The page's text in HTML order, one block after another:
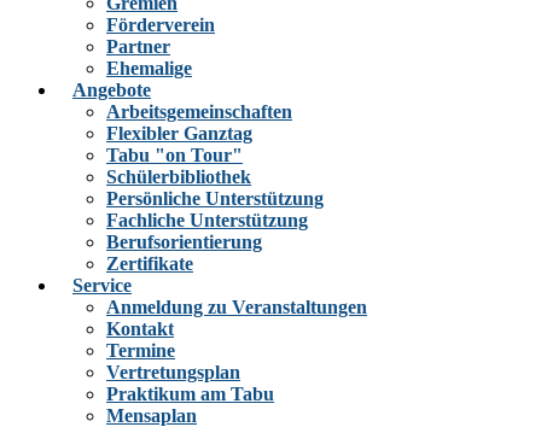
Förderverein
Partner
Ehemalige
Angebote
Arbeitsgemeinschaften
Flexibler Ganztag
Tabu "on Tour"
Schülerbibliothek
Persönliche Unterstützung
Fachliche Unterstützung
Berufsorientierung
Zertifikate
Service
Anmeldung zu Veranstaltungen
Kontakt
Termine
Vertretungsplan
Praktikum am Tabu
Mensaplan